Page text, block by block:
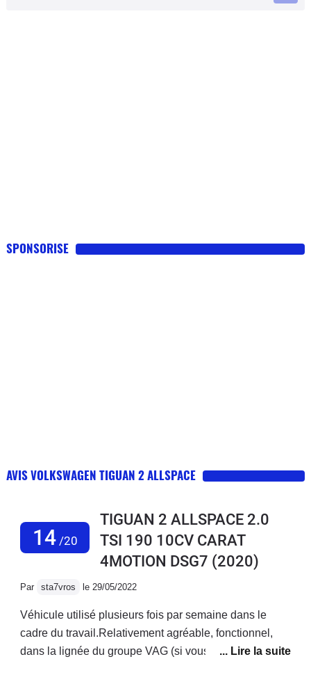
SPONSORISE
AVIS VOLKSWAGEN TIGUAN 2 ALLSPACE
14/20
TIGUAN 2 ALLSPACE 2.0
TSI 190 10CV CARAT
4MOTION DSG7 (2020)
Par sta7vros le 29/05/2022
Véhicule utilisé plusieurs fois par semaine dans le
cadre du travail.Relativement agréable, fonctionnel,
dans la lignée du groupe VAG (si vous recherchez du